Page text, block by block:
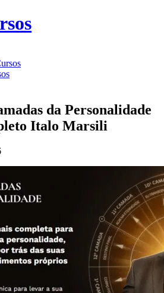
da Personalidade
Italo Marsili